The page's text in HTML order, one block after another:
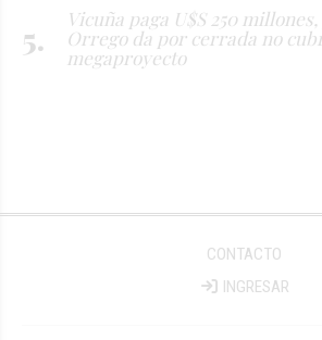
Vicuña paga U$S 250
Orrego da por cerrada no
megaproyecto
CONTACTO
INGRESAR